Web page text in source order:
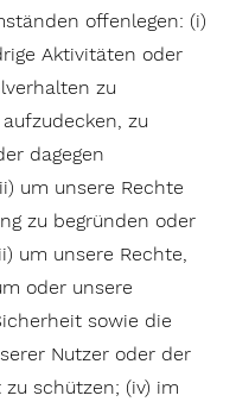
offenlegen: (i)
Aktivitäten oder
zu
zu
dagegen
um unsere Rechte
zu begründen oder
um unsere Rechte,
oder unsere
sowie die
Nutzer oder der
schützen; (iv) im